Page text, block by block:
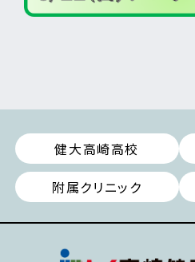
健大高崎高校
附属クリニック